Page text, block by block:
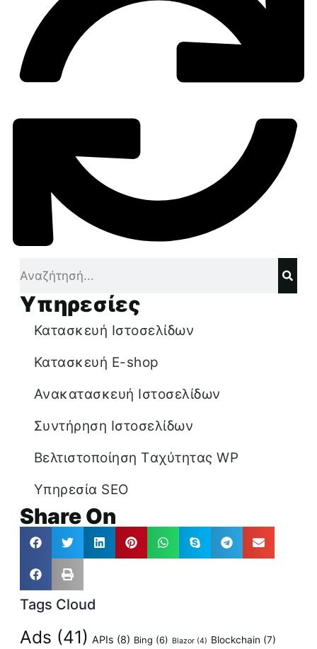
Υπηρεσίες
Κατασκευή Ιστοσελίδων
Κατασκευή E-shop
Ανακατασκευή Ιστοσελίδων
Συντήρηση Ιστοσελίδων
Βελτιστοποίηση Tαχύτητας WP
Υπηρεσία SEO
Share On
Tags Cloud
Ads (41) APIs (8) Bing (6) Blazor(4) Blockchain (7)